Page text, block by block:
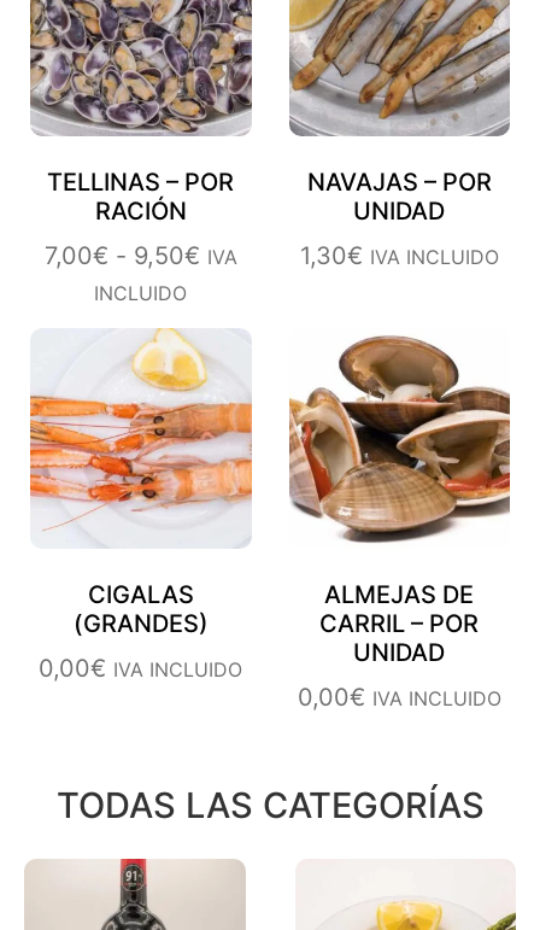
TELLINAS – POR
RACIÓN
7,00€ - 9,50€ IVA
INCLUIDO
NAVAJAS – POR
UNIDAD
1,30€ IVA INCLUIDO
CIGALAS
(GRANDES)
0,00€ IVA INCLUIDO
ALMEJAS DE
CARRIL – POR
UNIDAD
0,00€ IVA INCLUIDO
TODAS LAS CATEGORÍAS